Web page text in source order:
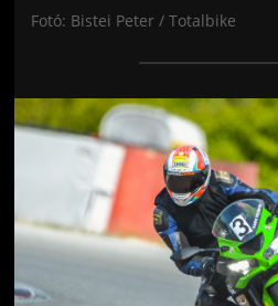
Fotó: Bistei Peter / Totalbike
Jön még